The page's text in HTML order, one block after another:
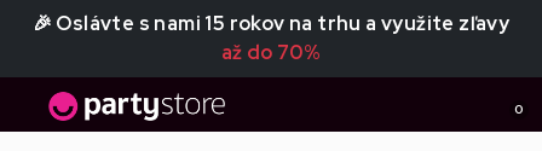
🎉 Oslávte s nami 15 rokov na trhu a využite zľavy
až do 70%
0